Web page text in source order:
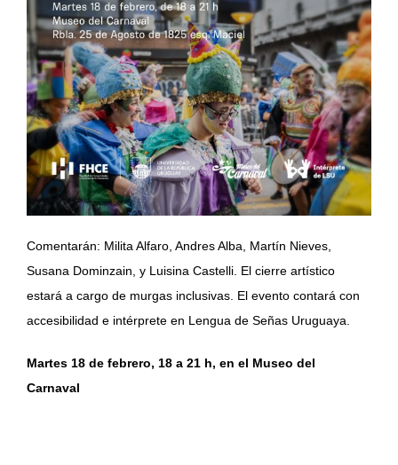
Comentarán: Milita Alfaro, Andres Alba, Martín Nieves,
Susana Dominzain, y Luisina Castelli. El cierre artístico
estará a cargo de murgas inclusivas. El evento contará con
accesibilidad e intérprete en Lengua de Señas Uruguaya.
Martes 18 de febrero, 18 a 21 h, en el Museo del
Carnaval